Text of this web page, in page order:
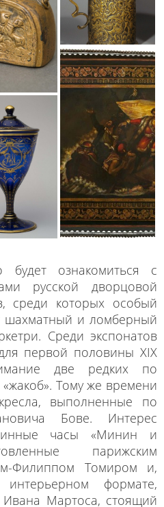
ознакомиться с
русской дворцовой
среди которых особый
шахматный и ломберный
Среди экспонатов
первой половины XIX
две редких по
«жакоб». Тому же времени
выполненные по
Бове. Интерес
часы «Минин и
парижским
Филиппом Томиром и,
формате,
Мартоса, стоящий